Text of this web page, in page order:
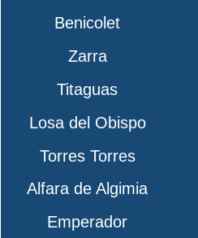
Benicolet
Zarra
Titaguas
Losa del Obispo
Torres Torres
Alfara de Algimia
Emperador